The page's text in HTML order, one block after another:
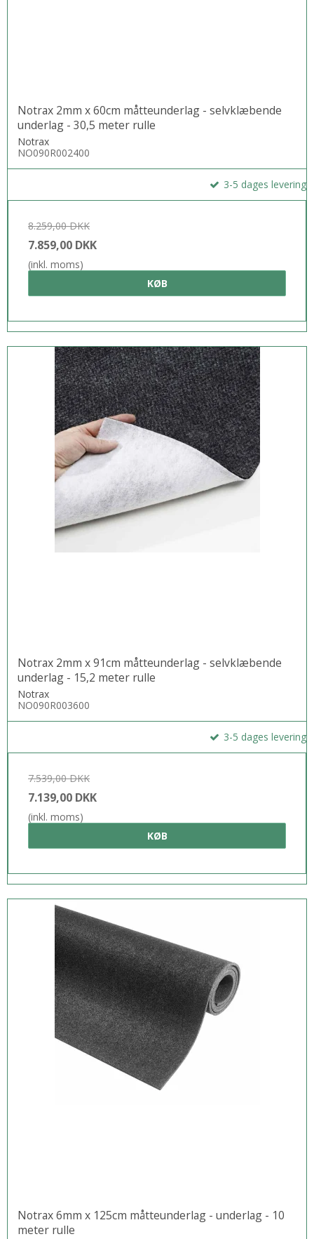
Notrax 2mm x 60cm måtteunderlag - selvklæbende
underlag - 30,5 meter rulle
Notrax
NO090R002400
3-5 dages levering
8.259,00 DKK
7.859,00 DKK
(inkl. moms)
KØB
Notrax 2mm x 91cm måtteunderlag - selvklæbende
underlag - 15,2 meter rulle
Notrax
NO090R003600
3-5 dages levering
7.539,00 DKK
7.139,00 DKK
(inkl. moms)
KØB
Notrax 6mm x 125cm måtteunderlag - underlag - 10
meter rulle